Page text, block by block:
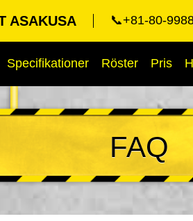
ASAKUSA 📞+81-80-
Specifikationer Röster Pris
FAQ